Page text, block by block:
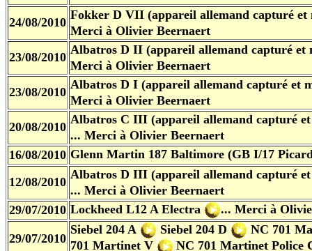
24/08/2010
Fokker D VII (appareil allemand capturé et
Merci à Olivier Beernaert
23/08/2010
Albatros D II (appareil allemand capturé et
Merci à Olivier Beernaert
23/08/2010
Albatros D I (appareil allemand capturé et
Merci à Olivier Beernaert
20/08/2010
Albatros C III (appareil allemand capturé
... Merci à Olivier Beernaert
16/08/2010 Glenn Martin 187 Baltimore (GB I/17
12/08/2010
Albatros D III (appareil allemand capturé
... Merci à Olivier Beernaert
29/07/2010 Lockheed L12 A Electra ... Merci à
29/07/2010
Siebel 204 A Siebel 204 D
NC 701
701 Martinet V
NC 701 Martinet Police